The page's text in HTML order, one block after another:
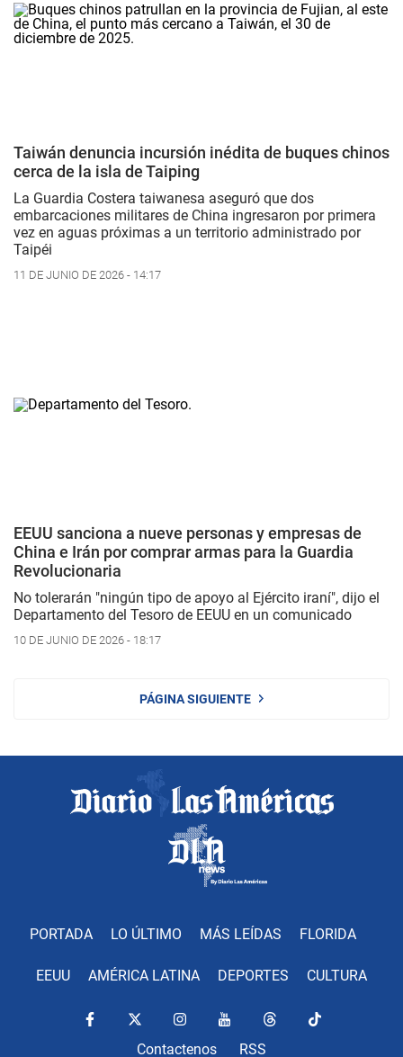
Taiwán denuncia incursión inédita de buques chinos
cerca de la isla de Taiping
La Guardia Costera taiwanesa aseguró que dos
embarcaciones militares de China ingresaron por primera
vez en aguas próximas a un territorio administrado por
Taipéi
11 DE JUNIO DE 2026 - 14:17
EEUU sanciona a nueve personas y empresas de
China e Irán por comprar armas para la Guardia
Revolucionaria
No tolerarán "ningún tipo de apoyo al Ejército iraní", dijo el
Departamento del Tesoro de EEUU en un comunicado
10 DE JUNIO DE 2026 - 18:17
PÁGINA SIGUIENTE
PORTADA LO ÚLTIMO MÁS LEÍDAS FLORIDA
EEUU AMÉRICA LATINA DEPORTES CULTURA
Contactenos RSS